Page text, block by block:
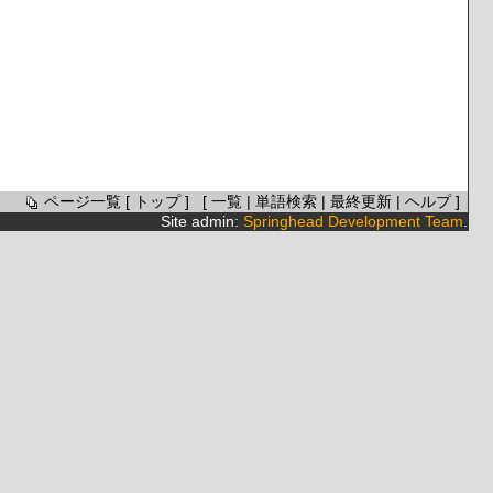
ページ一覧[ トップ] [ 一覧| 単語検索| 最終更新| ヘルプ]
Site admin: Springhead Development Team.